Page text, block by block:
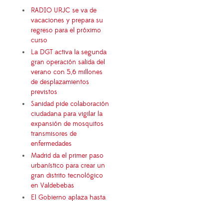
RADIO URJC se va de
vacaciones y prepara su
regreso para el próximo
curso
La DGT activa la segunda
gran operación salida del
verano con 5,6 millones
de desplazamientos
previstos
Sanidad pide colaboración
ciudadana para vigilar la
expansión de mosquitos
transmisores de
enfermedades
Madrid da el primer paso
urbanístico para crear un
gran distrito tecnológico
en Valdebebas
El Gobierno aplaza hasta